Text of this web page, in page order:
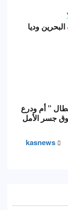
وديا
” أم ودرع
جسر الأمل
kasnews